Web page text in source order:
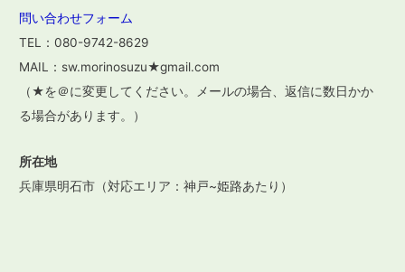
問い合わせフォーム
TEL：080-9742-8629
MAIL：sw.morinosuzu★gmail.com
（★を＠に変更してください。メールの場合、返信に数日かか
る場合があります。）
所在地
兵庫県明石市（対応エリア：神戸~姫路あたり）